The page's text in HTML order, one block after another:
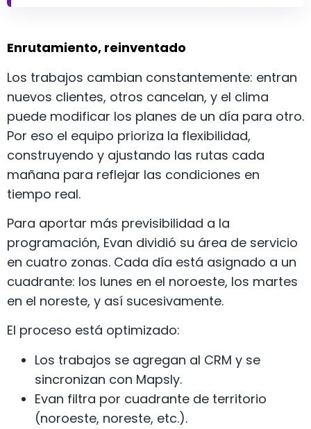
Enrutamiento, reinventado
Los trabajos cambian constantemente: entran
nuevos clientes, otros cancelan, y el clima
puede modificar los planes de un día para otro.
Por eso el equipo prioriza la flexibilidad,
construyendo y ajustando las rutas cada
mañana para reflejar las condiciones en
tiempo real.
Para aportar más previsibilidad a la
programación, Evan dividió su área de servicio
en cuatro zonas. Cada día está asignado a un
cuadrante: los lunes en el noroeste, los martes
en el noreste, y así sucesivamente.
El proceso está optimizado:
Los trabajos se agregan al CRM y se
sincronizan con Mapsly.
Evan filtra por cuadrante de territorio
(noroeste, noreste, etc.).